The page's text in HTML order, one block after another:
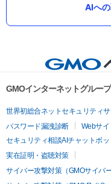
AIへ
GMOインターネットグルー
世界初総合ネットセキュリティ
パスワード漏洩診断
Webサ
セキュリティ相談AIチャットボッ
実在証明・盗聴対策
サイバー攻撃対策（GMOサイバ